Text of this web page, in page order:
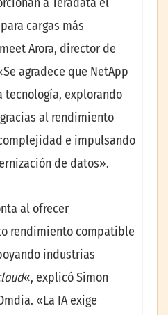
cargas más
Arora, director de
agradece que NetApp
explorando
al rendimiento
e impulsando
de datos».
al ofrecer
rendimiento compatible
industrias
«, explicó Simon
«La IA exige